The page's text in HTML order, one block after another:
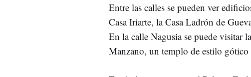
Entre las calles se pueden ver
Casa Iriarte, la Casa Ladrón de
En la calle Nagusia se puede visitar
Manzano, un templo de estilo